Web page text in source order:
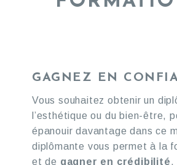
GAGNEZ EN
Vous souhaitez obtenir un
l’esthétique ou du bien-être,
épanouir davantage dans ce
diplômante vous permet à la
et de gagner en crédibilité.